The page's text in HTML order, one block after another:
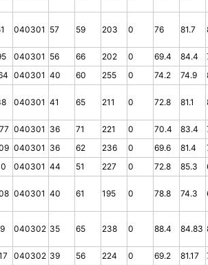
040301 57 59 203 0 76 81.7
040301 56 66 202 0 69.4 84.4
040301 40 60 255 0 74.2 74.9
040301 41 65 211 0 72.8 81.1
040301 36 71 221 0 70.4 83.4
040301 36 62 236 0 69.6 81.4
040301 44 51 227 0 72.8 85.3
040301 40 61 195 0 78.8 74.3
040302 35 65 238 0 88.4 84.83
040302 39 56 224 0 69.2 81.17